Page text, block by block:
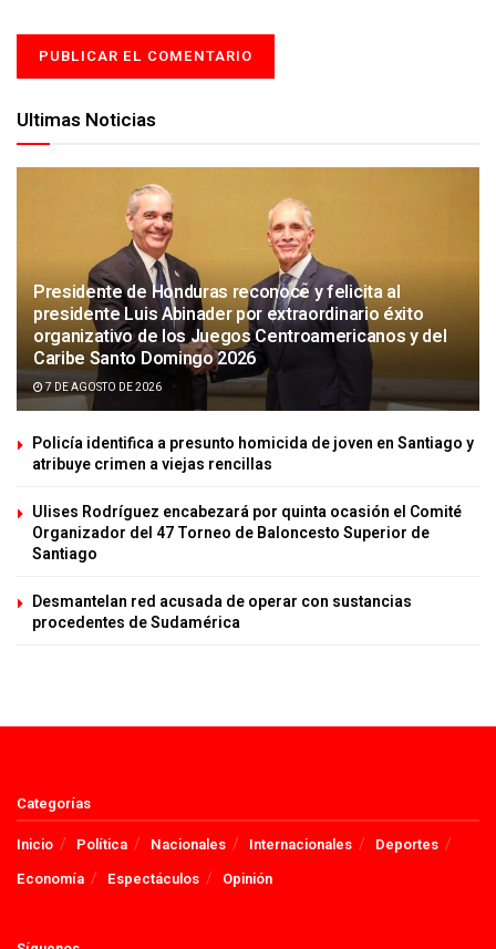
Ultimas Noticias
Presidente de Honduras reconoce y felicita al
presidente Luis Abinader por extraordinario éxito
organizativo de los Juegos Centroamericanos y del
Caribe Santo Domingo 2026
7 DE AGOSTO DE 2026
Policía identifica a presunto homicida de joven en Santiago y
atribuye crimen a viejas rencillas
Ulises Rodríguez encabezará por quinta ocasión el Comité
Organizador del 47 Torneo de Baloncesto Superior de
Santiago
Desmantelan red acusada de operar con sustancias
procedentes de Sudamérica
Categorías
Inicio
Política Nacionales Internacionales
Deportes
Economía
Espectáculos Opinión